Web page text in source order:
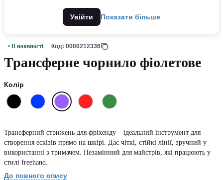
Увійти Показати більше
• В наявності Код: 0000212336
Трансферне чорнило фіолетове
Колір
Трансферний стрижень для фріхенду – ідеальний інструмент для
створення ескізів прямо на шкірі. Дає чіткі, стійкі лінії, зручний у
використанні з тримачем. Незамінний для майстрів, які працюють у
стилі freehand.
До повного опису